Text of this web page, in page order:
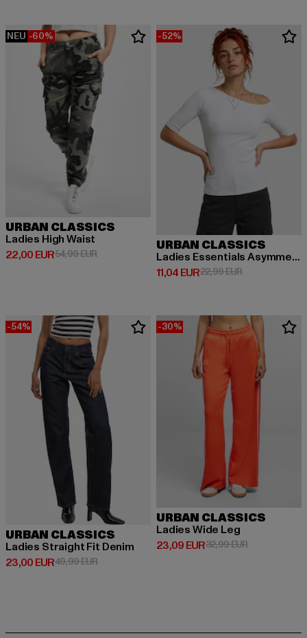
NEU -60%
URBAN CLASSICS
Ladies High Waist
22,00 EUR
Derzeitiger Preis: 22,00 EUR
54,99 EURAktionspreis: 54,99 EUR
-52%
URBAN CLASSICS
Ladies Essentials Asymmetric Rib
11,04 EUR
Derzeitiger Preis: 11,04 EUR
22,99 EURAktionspreis:
-54%
URBAN CLASSICS
Ladies Straight Fit Denim
23,00 EUR
Derzeitiger Preis: 23,00 EUR
49,99 EURAktionspreis: 49,99 EUR
-30%
URBAN CLASSICS
Ladies Wide Leg
23,09 EUR
Derzeitiger Preis: 23,09 EUR
32,99 EURAktionspreis: